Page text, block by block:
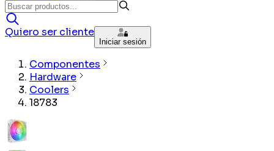
Quiero ser cliente
Iniciar sesión
Componentes
Hardware
Coolers
18783